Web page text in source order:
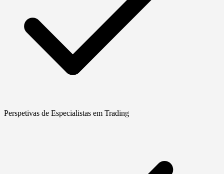
Perspetivas de Especialistas em Trading